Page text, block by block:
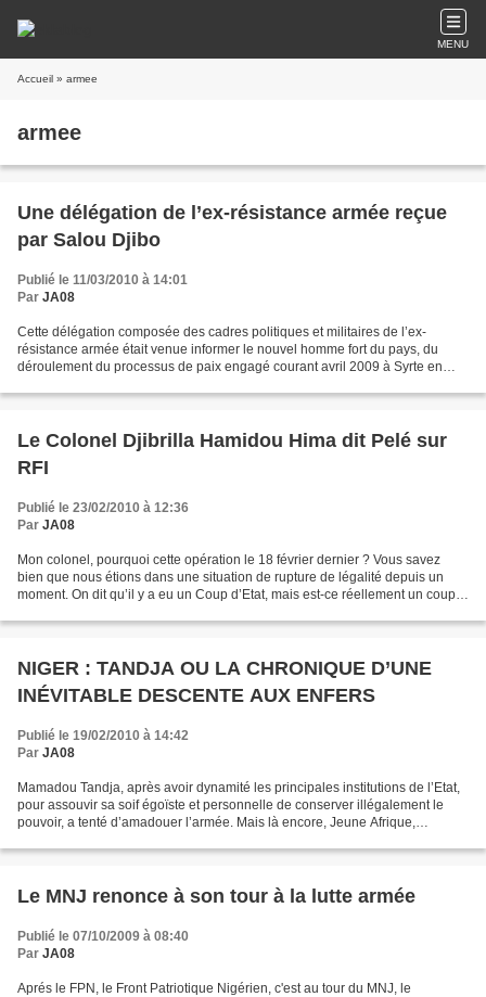
MENU
Accueil » armee
armee
Une délégation de l’ex-résistance armée reçue
par Salou Djibo
Publié le 11/03/2010 à 14:01
Par JA08
Cette délégation composée des cadres politiques et militaires de l’ex-
résistance armée était venue informer le nouvel homme fort du pays, du
déroulement du processus de paix engagé courant avril 2009 à Syrte en
Le Colonel Djibrilla Hamidou Hima dit Pelé sur
RFI
Publié le 23/02/2010 à 12:36
Par JA08
Mon colonel, pourquoi cette opération le 18 février dernier ? Vous savez
bien que nous étions dans une situation de rupture de légalité depuis un
moment. On dit qu’il y a eu un Coup d’Etat, mais est-ce réellement un coup
NIGER : TANDJA OU LA CHRONIQUE D’UNE
INÉVITABLE DESCENTE AUX ENFERS
Publié le 19/02/2010 à 14:42
Par JA08
Mamadou Tandja, après avoir dynamité les principales institutions de l’Etat,
pour assouvir sa soif égoïste et personnelle de conserver illégalement le
pouvoir, a tenté d’amadouer l’armée. Mais là encore, Jeune Afrique,
Le MNJ renonce à son tour à la lutte armée
Publié le 07/10/2009 à 08:40
Par JA08
Aprés le FPN, le Front Patriotique Nigérien, c'est au tour du MNJ, le